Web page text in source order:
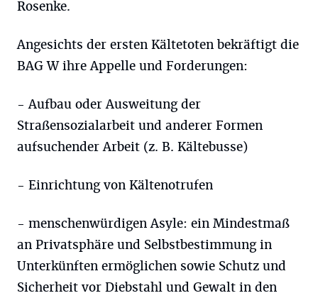
Rosenke.
Angesichts der ersten Kältetoten bekräftigt die
BAG W ihre Appelle und Forderungen:
- Aufbau oder Ausweitung der
Straßensozialarbeit und anderer Formen
aufsuchender Arbeit (z. B. Kältebusse)
- Einrichtung von Kältenotrufen
- menschenwürdigen Asyle: ein Mindestmaß
an Privatsphäre und Selbstbestimmung in
Unterkünften ermöglichen sowie Schutz und
Sicherheit vor Diebstahl und Gewalt in den